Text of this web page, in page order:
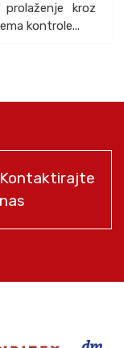
kroz
kontrole...
Kontaktirajte
nas